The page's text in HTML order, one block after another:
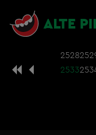
ALTE
2528
2533